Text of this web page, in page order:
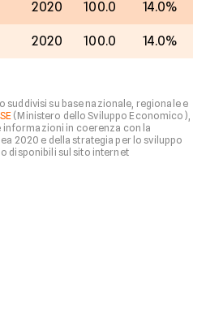
2020 100.0 14.0%
2020 100.0 14.0%
suddivisi su base nazionale, regionale e
(Ministero dello Sviluppo Economico),
in coerenza con la
2020 e della strategia per lo sviluppo
disponibili sul sito internet